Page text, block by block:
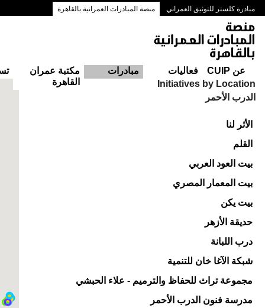
مبادرة كلستر للتوثيق العمراني منصة المبادرات العمرانية بالقاهرة
ممرات وسط البلد بالقاهرة
عن CUIP فعاليات مبادرات
مكتبة عمران
القاهرة
Initiatives by Location
الدرب الأحمر
الأثر لنا
القلم
بيت العود العربي
بيت المعمار المصري
بيت يكن
حديقة الأزهر
درب اللبانة
شبكة الآغا خان للتنمية
مجموعة تراث للحفاظ والترميم - علاء الحبشي
مدرسة فنون الدرب الأحمر